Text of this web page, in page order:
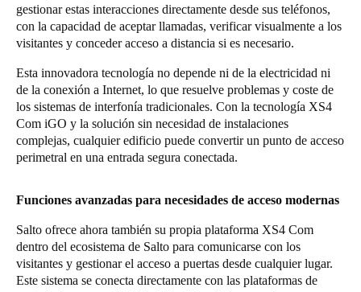
gestionar estas interacciones directamente desde sus teléfonos,
con la capacidad de aceptar llamadas, verificar visualmente a los
visitantes y conceder acceso a distancia si es necesario.
Esta innovadora tecnología no depende ni de la electricidad ni
de la conexión a Internet, lo que resuelve problemas y coste de
los sistemas de interfonía tradicionales. Con la tecnología XS4
Com iGO y la solución sin necesidad de instalaciones
complejas, cualquier edificio puede convertir un punto de acceso
perimetral en una entrada segura conectada.
Funciones avanzadas para necesidades de acceso modernas
Salto ofrece ahora también su propia plataforma XS4 Com
dentro del ecosistema de Salto para comunicarse con los
visitantes y gestionar el acceso a puertas desde cualquier lugar.
Este sistema se conecta directamente con las plataformas de